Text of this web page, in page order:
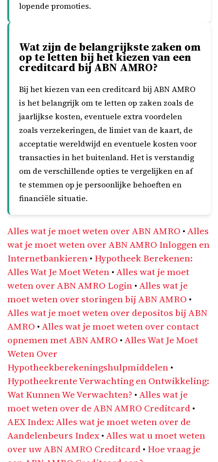
lopende promoties.
Wat zijn de belangrijkste zaken om
op te letten bij het kiezen van een
creditcard bij ABN AMRO?
Bij het kiezen van een creditcard bij ABN AMRO
is het belangrijk om te letten op zaken zoals de
jaarlijkse kosten, eventuele extra voordelen
zoals verzekeringen, de limiet van de kaart, de
acceptatie wereldwijd en eventuele kosten voor
transacties in het buitenland. Het is verstandig
om de verschillende opties te vergelijken en af
te stemmen op je persoonlijke behoeften en
financiële situatie.
Alles wat je moet weten over ABN AMRO •Alles
wat je moet weten over ABN AMRO Inloggen en
Internetbankieren• Hypotheek Berekenen:
Alles Wat Je Moet Weten•Alles wat je moet
weten over ABN AMRO Login•Alles wat je
moet weten over storingen bij ABN AMRO •
Alles wat je moet weten over depositos bij ABN
AMRO •Alles wat je moet weten over contact
opnemen met ABN AMRO •Alles Wat Je Moet
Weten Over
Hypotheekberekeningshulpmiddelen•
Hypotheekrente Verwachting en Ontwikkeling:
Wat Kunnen We Verwachten? •Alles wat je
moet weten over de ABN AMRO Creditcard•
AEX Index: Alles wat je moet weten over de
Aandelenbeurs Index•Alles wat u moet weten
over uw ABN AMRO Creditcard• Hoe vraag je